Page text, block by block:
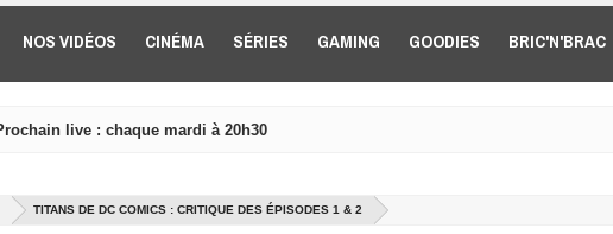
NOS VIDÉOS CINÉMA SÉRIES GAMING GOODIES BRIC'N'BRAC
live : chaque mardi à 20h30
TITANS DE DC COMICS : CRITIQUE DES ÉPISODES 1 & 2